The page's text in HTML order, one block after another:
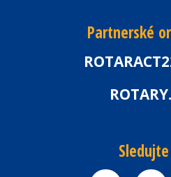
Partnerské